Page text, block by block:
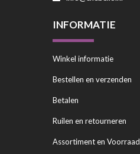
INFORMATIE
Winkel informatie
Bestellen en verzenden
Betalen
Ruilen en retourneren
Assortiment en Voorraad